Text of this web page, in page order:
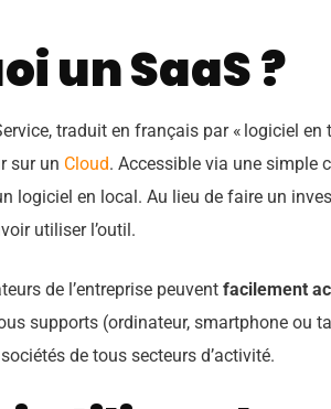
un SaaS ?
traduit en français par « logiciel
sur un Cloud. Accessible via une simple
logiciel en local. Au lieu de faire un
utiliser l’outil.
de l’entreprise peuvent facilement
supports (ordinateur, smartphone ou
de tous secteurs d’activité.